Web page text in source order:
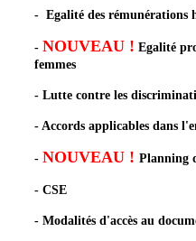
- Egalité des rémunérations
- NOUVEAU ! Egalité
femmes
- Lutte contre les
- Accords applicables dans
- NOUVEAU ! Planning
- CSE
- Modalités d'accès au